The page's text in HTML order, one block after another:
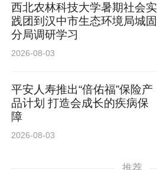
西北农林科技大学暑期社会实
践团到汉中市生态环境局城固
分局调研学习
2026-08-03
平安人寿推出“倍佑福”保险产
品计划 打造会成长的疾病保
障
2026-08-03
推荐